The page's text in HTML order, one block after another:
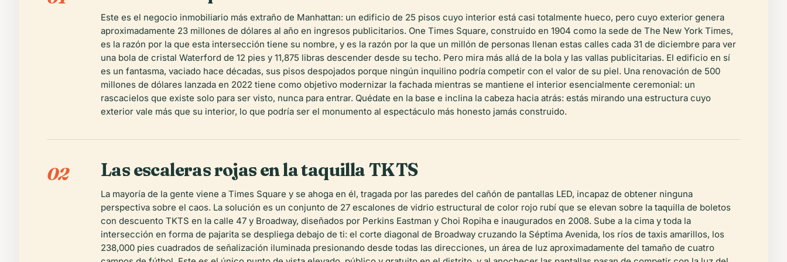
Este es el negocio inmobiliario más extraño de Manhattan: un edificio de 25 pisos cuyo interior está casi totalmente hueco, pero cuyo exterior genera
aproximadamente 23 millones de dólares al año en ingresos publicitarios. One Times Square, construido en 1904 como la sede de The New York Times,
es la razón por la que esta intersección tiene su nombre, y es la razón por la que un millón de personas llenan estas calles cada 31 de diciembre para ver
una bola de cristal Waterford de 12 pies y 11,875 libras descender desde su techo. Pero mira más allá de la bola y las vallas publicitarias. El edificio en sí
es un fantasma, vaciado hace décadas, sus pisos despojados porque ningún inquilino podría competir con el valor de su piel. Una renovación de 500
millones de dólares lanzada en 2022 tiene como objetivo modernizar la fachada mientras se mantiene el interior esencialmente ceremonial: un
rascacielos que existe solo para ser visto, nunca para entrar. Quédate en la base e inclina la cabeza hacia atrás: estás mirando una estructura cuyo
exterior vale más que su interior, lo que podría ser el monumento al espectáculo más honesto jamás construido.
02 Las escaleras rojas en la taquilla TKTS
La mayoría de la gente viene a Times Square y se ahoga en él, tragada por las paredes del cañón de pantallas LED, incapaz de obtener ninguna
perspectiva sobre el caos. La solución es un conjunto de 27 escalones de vidrio estructural de color rojo rubí que se elevan sobre la taquilla de boletos
con descuento TKTS en la calle 47 y Broadway, diseñados por Perkins Eastman y Choi Ropiha e inaugurados en 2008. Sube a la cima y toda la
intersección en forma de pajarita se despliega debajo de ti: el corte diagonal de Broadway cruzando la Séptima Avenida, los ríos de taxis amarillos, los
238,000 pies cuadrados de señalización iluminada presionando desde todas las direcciones, un área de luz aproximadamente del tamaño de cuatro